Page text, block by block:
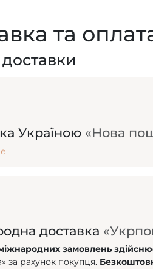
та
Україною «Нова
доставка
замовлень
за рахунок покупця.